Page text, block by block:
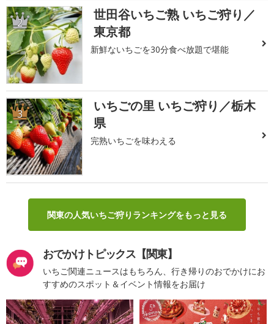
2
世田谷いちご熟 いちご狩り／
東京都
新鮮ないちごを30分食べ放題で堪能
3
いちごの里 いちご狩り／栃木
県
完熟いちごを味わえる
関東の人気いちご狩りランキングをもっと見る
おでかけトピックス【関東】
いちご関連ニュースはもちろん、行き帰りのおでかけにお
すすめのスポット＆イベント情報をお届け